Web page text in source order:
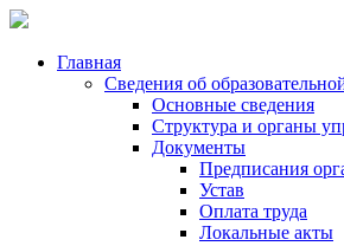
Главная
Сведения об
Основные сведения
Структура и органы
Документы
Предписания
Устав
Оплата труда
Локальные акты